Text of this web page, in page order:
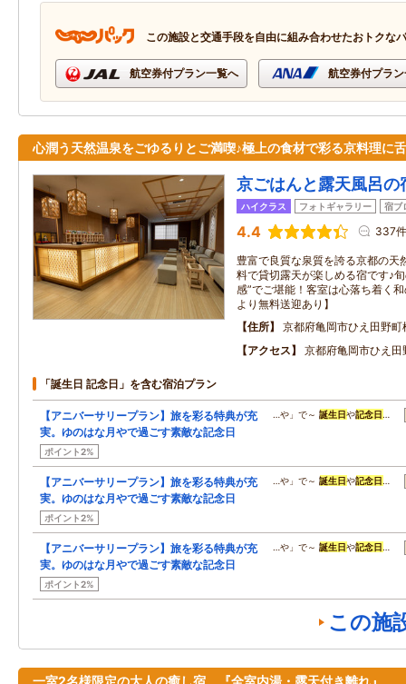
この施設と交通手段を自由に組み合わせたおトクな
航空券付プラン一覧へ 航空券付プラ
心潤う天然温泉をごゆるりとご満喫♪極上の食材で彩る京料理に
京ごはんと露天風呂
ハイクラス フォトギャラリー 宿ブ
4.4 337件
豊富で良質な泉質を誇る京都の天
料で貸切露天が楽しめる宿です♪
感”でご堪能！客室は心落ち着く
より無料送迎あり】
住所
京都府亀岡市ひえ田野町
アクセス
京都府亀岡市ひえ田
「誕生日 記念日」を含む宿泊プラン
【アニバーサリープラン】旅を彩る特典が充
実。ゆのはな月やで過ごす素敵な記念日
ポイント2%
…や」で～誕生日や記念日 …
【アニバーサリープラン】旅を彩る特典が充
実。ゆのはな月やで過ごす素敵な記念日
ポイント2%
…や」で～誕生日や記念日 …
【アニバーサリープラン】旅を彩る特典が充
実。ゆのはな月やで過ごす素敵な記念日
ポイント2%
…や」で～誕生日や記念日 …
この施